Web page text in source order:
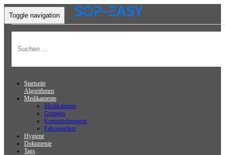
Toggle navigation
Startseite
Algorithmen
Medikamente
Medikamente
Gruppen
Kennzeichnungen
Fahrzeugliste
Hygiene
Dokumente
Tags